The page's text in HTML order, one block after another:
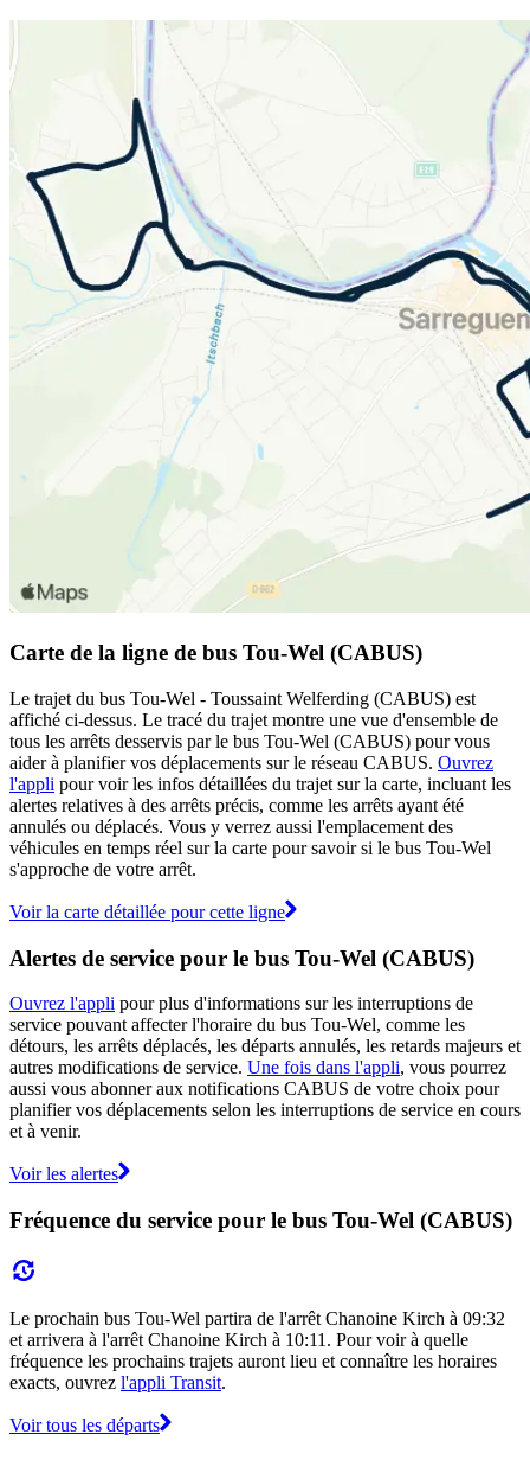
Carte de la ligne de bus Tou-Wel (CABUS)
Le trajet du bus Tou-Wel - Toussaint Welferding (CABUS) est
affiché ci-dessus. Le tracé du trajet montre une vue d'ensemble de
tous les arrêts desservis par le bus Tou-Wel (CABUS) pour vous
aider à planifier vos déplacements sur le réseau CABUS. Ouvrez
l'appli pour voir les infos détaillées du trajet sur la carte, incluant les
alertes relatives à des arrêts précis, comme les arrêts ayant été
annulés ou déplacés. Vous y verrez aussi l'emplacement des
véhicules en temps réel sur la carte pour savoir si le bus Tou-Wel
s'approche de votre arrêt.
Voir la carte détaillée pour cette ligne
Alertes de service pour le bus Tou-Wel (CABUS)
Ouvrez l'appli pour plus d'informations sur les interruptions de
service pouvant affecter l'horaire du bus Tou-Wel, comme les
détours, les arrêts déplacés, les départs annulés, les retards majeurs et
autres modifications de service. Une fois dans l'appli, vous pourrez
aussi vous abonner aux notifications CABUS de votre choix pour
planifier vos déplacements selon les interruptions de service en cours
et à venir.
Voir les alertes
Fréquence du service pour le bus Tou-Wel (CABUS)
Le prochain bus Tou-Wel partira de l'arrêt Chanoine Kirch à 09:32
et arrivera à l'arrêt Chanoine Kirch à 10:11. Pour voir à quelle
fréquence les prochains trajets auront lieu et connaître les horaires
exacts, ouvrez l'appli Transit.
Voir tous les départs